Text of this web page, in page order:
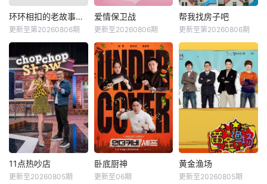
环环相扣的老故事第四季
更新至第20260806期
爱情保卫战
更新至20260806期
帮我找房子吧
更新至第20260806期
11点热吵店
更新至20260805期
卧底厨神
更新至06期
黄金渔场
更新至20260805期